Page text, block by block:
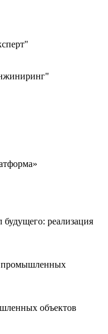
реализация
промышленных
объектов